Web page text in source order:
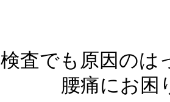
検査でも原因のは
腰痛にお困